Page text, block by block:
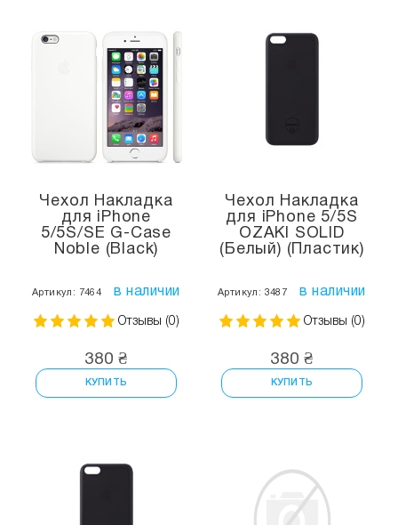
Чехол Накладка
для iPhone
5/5S/SE G-Case
Noble (Black)
Артикул: 7464 в наличии
Отзывы (0)
380 ₴
КУПИТЬ
Чехол Накладка
для iPhone 5/5S
OZAKI SOLID
(Белый) (Пластик)
Артикул: 3487 в наличии
Отзывы (0)
380 ₴
КУПИТЬ